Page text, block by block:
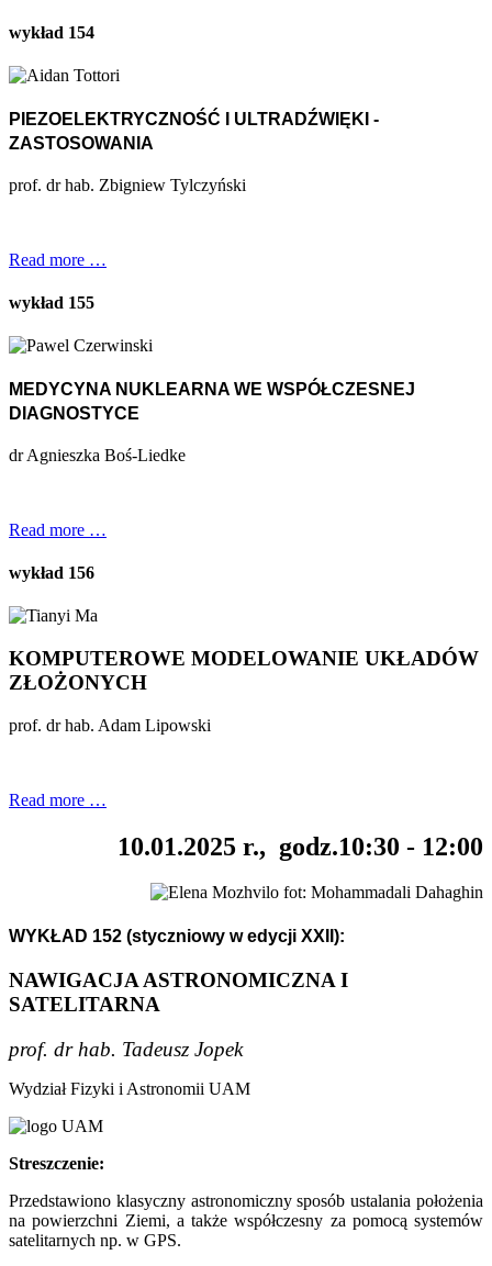
wykład 154
PIEZOELEKTRYCZNOŚĆ I ULTRADŹWIĘKI -
ZASTOSOWANIA
prof. dr hab. Zbigniew Tylczyński
Read more …
wykład 155
MEDYCYNA NUKLEARNA WE WSPÓŁCZESNEJ
DIAGNOSTYCE
dr Agnieszka Boś-Liedke
Read more …
wykład 156
KOMPUTEROWE MODELOWANIE UKŁADÓW
ZŁOŻONYCH
prof. dr hab. Adam Lipowski
Read more …
10.01.2025 r., godz.10:30 - 12:00
fot: Mohammadali Dahaghin
WYKŁAD 152 (styczniowy w edycji XXII):
NAWIGACJA ASTRONOMICZNA I
SATELITARNA
prof. dr hab. Tadeusz Jopek
Wydział Fizyki i Astronomii UAM
Streszczenie:
Przedstawiono klasyczny astronomiczny sposób ustalania położenia
na powierzchni Ziemi, a także współczesny za pomocą systemów
satelitarnych np. w GPS.